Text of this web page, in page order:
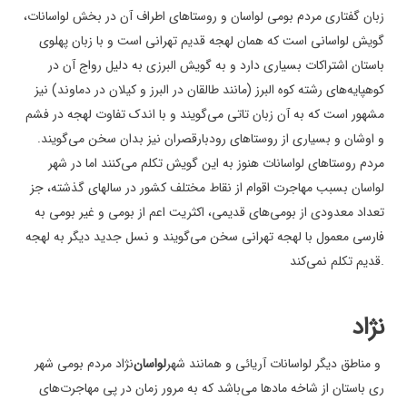
زبان گفتاری مردم بومی لواسان و روستاهای اطراف آن در بخش لواسانات،
گویش لواسانی است که همان لهجه قدیم تهرانی است و با زبان پهلوی
باستان اشتراکات بسیاری دارد و به گویش البرزی به دلیل رواج آن در
کوهپایه‌های رشته کوه البرز (مانند طالقان در البرز و کیلان در دماوند) نیز
مشهور است که به آن زبان تاتی می‌گویند و با اندک تفاوت لهجه در فشم
و اوشان و بسیاری از روستاهای رودبارقصران نیز بدان سخن می‌گویند.
مردم روستاهای لواسانات هنوز به این گویش تکلم می‌کنند اما در شهر
لواسان بسبب مهاجرت اقوام از نقاط مختلف کشور در سالهای گذشته، جز
تعداد معدودی از بومی‌های قدیمی، اکثریت اعم از بومی و غیر بومی به
فارسی معمول با لهجه تهرانی سخن می‌گویند و نسل جدید دیگر به لهجه
قدیم تکلم نمی‌کند.
نژاد
نژاد مردم بومی شهرلواسانو مناطق دیگر لواسانات آریائی و همانند شهر
ری باستان از شاخه مادها می‌باشد که به مرور زمان در پی مهاجرت‌های